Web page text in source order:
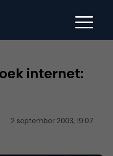
internet:
2 september 2003, 19:07